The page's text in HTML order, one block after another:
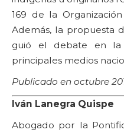
169 de la
Además, la propuesta
guió el debate en
principales medios
Publicado en octubre
Iván Lanegra Quispe
Abogado por la